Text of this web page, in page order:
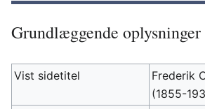
Grundlæggende oplysninger
Vist sidetitel
Frederik
(1855-